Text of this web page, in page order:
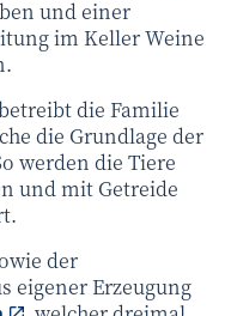
und einer
im Keller Weine
die Familie
die Grundlage der
werden die Tiere
und mit Getreide
der
eigener Erzeugung